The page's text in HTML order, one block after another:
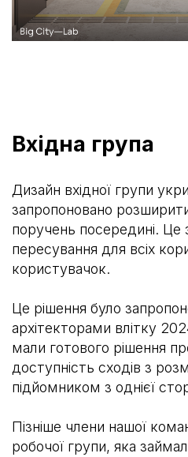
Вхідна група
Дизайн вхідної групи
запропоновано
поручень посередині. Це
пересування для всіх
користувачок.
Це рішення було
архітекторами влітку
мали готового рішення
доступність сходів з
підйомником з однієї
Пізніше члени нашої
робочої групи, яка